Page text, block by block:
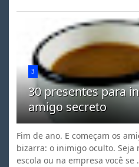
3
30 presentes para
amigo secreto
Fim de ano. E começam os
bizarra: o inimigo oculto. Seja
escola ou na empresa você se